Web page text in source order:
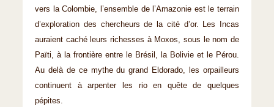
vers la Colombie, l’ensemble de l’Amazonie est le terrain
d’exploration des chercheurs de la cité d’or. Les Incas
auraient caché leurs richesses à Moxos, sous le nom de
Païti, à la frontière entre le Brésil, la Bolivie et le Pérou.
Au delà de ce mythe du grand Eldorado, les orpailleurs
continuent à arpenter les rio en quête de quelques
pépites.